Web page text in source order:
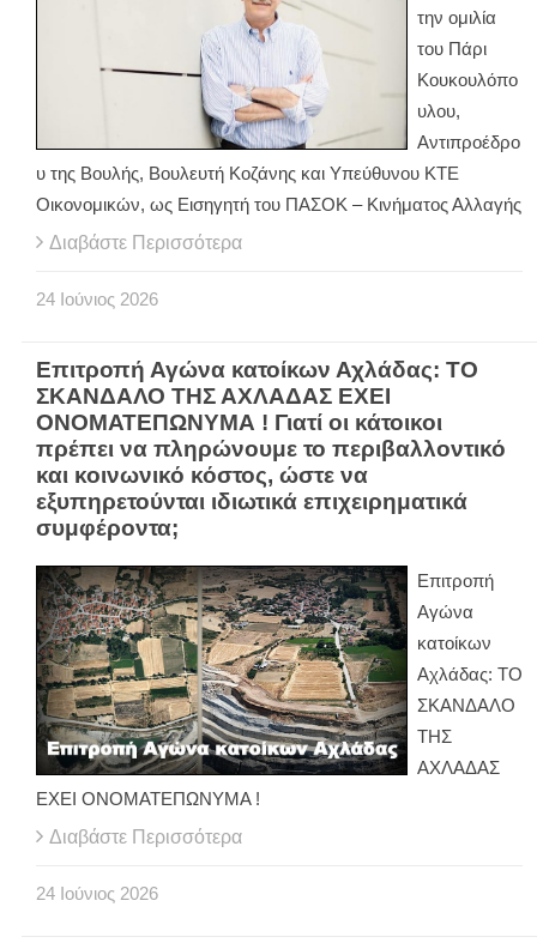
την ομιλία
του Πάρι
Κουκουλόπο
υλου,
Αντιπροέδρο
υ της Βουλής, Βουλευτή Κοζάνης και Υπεύθυνου ΚΤΕ
Οικονομικών, ως Εισηγητή του ΠΑΣΟΚ – Κινήματος Αλλαγής
Διαβάστε Περισσότερα
24 Ιούνιος 2026
Eπιτροπή Αγώνα κατοίκων Αχλάδας: ΤΟ
ΣΚΑΝΔΑΛΟ ΤΗΣ ΑΧΛΑΔΑΣ ΕΧΕΙ
ΟΝΟΜΑΤΕΠΩΝΥΜΑ ! Γιατί οι κάτοικοι
πρέπει να πληρώνουμε το περιβαλλοντικό
και κοινωνικό κόστος, ώστε να
εξυπηρετούνται ιδιωτικά επιχειρηματικά
συμφέροντα;
Eπιτροπή
Αγώνα
κατοίκων
Αχλάδας: ΤΟ
ΣΚΑΝΔΑΛΟ
ΤΗΣ
ΑΧΛΑΔΑΣ
ΕΧΕΙ ΟΝΟΜΑΤΕΠΩΝΥΜΑ !
Διαβάστε Περισσότερα
24 Ιούνιος 2026